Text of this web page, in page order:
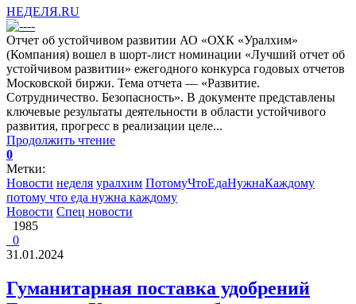
НЕДЕЛЯ.RU
Отчет об устойчивом развитии АО «ОХК «Уралхим»
(Компания) вошел в шорт-лист номинации «Лучший отчет об
устойчивом развитии» ежегодного конкурса годовых отчетов
Московской биржи. Тема отчета — «Развитие.
Сотрудничество. Безопасность». В документе представлены
ключевые результаты деятельности в области устойчивого
развития, прогресс в реализации целе...
Продолжить чтение
0
Метки:
Новости неделя уралхим ПотомуЧтоЕдаНужнаКаждому
потому что еда нужна каждому
Новости Спец новости
1985
0
31.01.2024
Гуманитарная поставка удобрений